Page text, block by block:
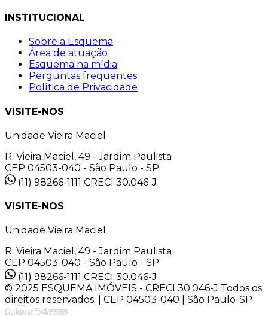
INSTITUCIONAL
Sobre a Esquema
Área de atuação
Esquema na mídia
Perguntas frequentes
Política de Privacidade
VISITE-NOS
Unidade Vieira Maciel
R. Vieira Maciel, 49 - Jardim Paulista
CEP 04503-040 - São Paulo - SP
(11) 98266-1111 CRECI 30.046-J
VISITE-NOS
Unidade Vieira Maciel
R. Vieira Maciel, 49 - Jardim Paulista
CEP 04503-040 - São Paulo - SP
(11) 98266-1111 CRECI 30.046-J
© 2025 ESQUEMA IMÓVEIS - CRECI 30.046-J Todos os
direitos reservados. | CEP 04503-040 | São Paulo-SP